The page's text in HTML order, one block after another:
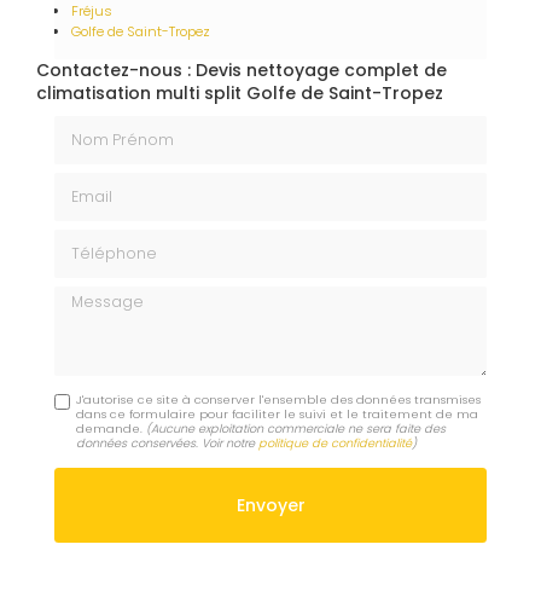
Fréjus
Golfe de Saint-Tropez
Contactez-nous : Devis nettoyage complet de
climatisation multi split Golfe de Saint-Tropez
Message
J'autorise ce site à conserver l'ensemble des données transmises
dans ce formulaire pour faciliter le suivi et le traitement de ma
demande. (Aucune exploitation commerciale ne sera faite des
données conservées. Voir notrepolitique de confidentialité)